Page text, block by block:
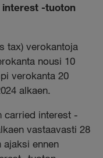
-tuoton
tax) verokantoja
nousi 10
verokanta 20
alkaen.
carried interest -
vastaavasti 28
ennen